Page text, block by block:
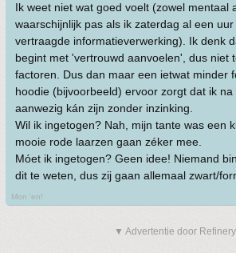
Ik weet niet wat goed voelt (zowel mentaal
waarschijnlijk pas als ik zaterdag al een
vertraagde informatieverwerking). Ik denk
begint met 'vertrouwd aanvoelen', dus niet
factoren. Dus dan maar een ietwat minder
hoodie (bijvoorbeeld) ervoor zorgt dat ik na
aanwezig kán zijn zonder inzinking.
Wil ik ingetogen? Nah, mijn tante was een
mooie rode laarzen gaan zéker mee.
Móet ik ingetogen? Geen idee! Niemand
dit te weten, dus zij gaan allemaal zwart/
Mon 'en!
▼ Advertentie door